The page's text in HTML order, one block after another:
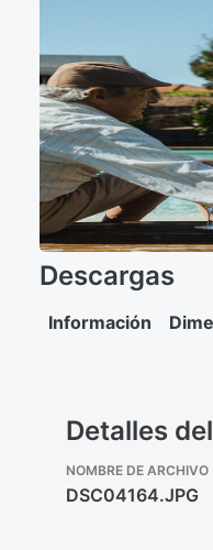
Descargas
Información
Detalles
NOMBRE DE ARCHIVO
DSC04164.JPG